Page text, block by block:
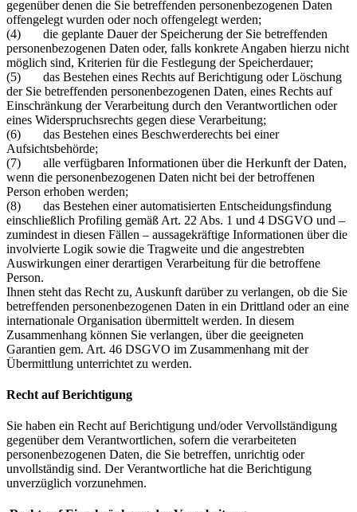
gegenüber denen die Sie betreffenden personenbezogenen Daten
offengelegt wurden oder noch offengelegt werden;
(4) die geplante Dauer der Speicherung der Sie betreffenden
personenbezogenen Daten oder, falls konkrete Angaben hierzu nicht
möglich sind, Kriterien für die Festlegung der Speicherdauer;
(5) das Bestehen eines Rechts auf Berichtigung oder Löschung
der Sie betreffenden personenbezogenen Daten, eines Rechts auf
Einschränkung der Verarbeitung durch den Verantwortlichen oder
eines Widerspruchsrechts gegen diese Verarbeitung;
(6) das Bestehen eines Beschwerderechts bei einer
Aufsichtsbehörde;
(7) alle verfügbaren Informationen über die Herkunft der Daten,
wenn die personenbezogenen Daten nicht bei der betroffenen
Person erhoben werden;
(8) das Bestehen einer automatisierten Entscheidungsfindung
einschließlich Profiling gemäß Art. 22 Abs. 1 und 4 DSGVO und –
zumindest in diesen Fällen – aussagekräftige Informationen über die
involvierte Logik sowie die Tragweite und die angestrebten
Auswirkungen einer derartigen Verarbeitung für die betroffene
Person.
Ihnen steht das Recht zu, Auskunft darüber zu verlangen, ob die Sie
betreffenden personenbezogenen Daten in ein Drittland oder an eine
internationale Organisation übermittelt werden. In diesem
Zusammenhang können Sie verlangen, über die geeigneten
Garantien gem. Art. 46 DSGVO im Zusammenhang mit der
Übermittlung unterrichtet zu werden.
Recht auf Berichtigung
Sie haben ein Recht auf Berichtigung und/oder Vervollständigung
gegenüber dem Verantwortlichen, sofern die verarbeiteten
personenbezogenen Daten, die Sie betreffen, unrichtig oder
unvollständig sind. Der Verantwortliche hat die Berichtigung
unverzüglich vorzunehmen.